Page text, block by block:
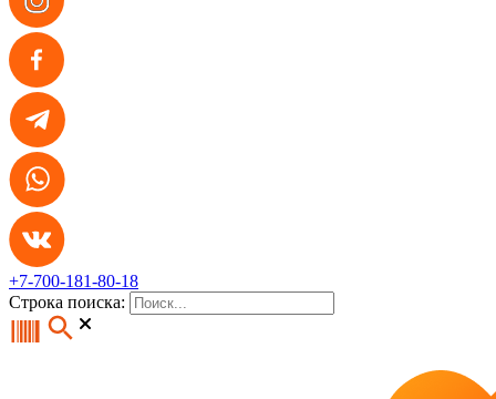
+7-700-181-80-18
Строка поиска: